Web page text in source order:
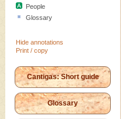
People
Glossary
Hide annotations
Print / copy
Cantigas: Short guide
Glossary